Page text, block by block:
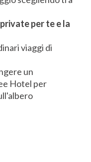
per te e la
viaggi di
un
Hotel per